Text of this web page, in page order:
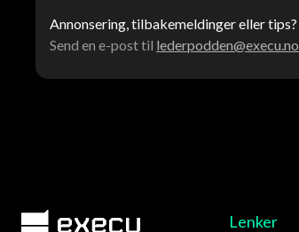
Annonsering, tilbakemeldinger eller tips?
Send en e-post til lederpodden@execu.no
Lenker